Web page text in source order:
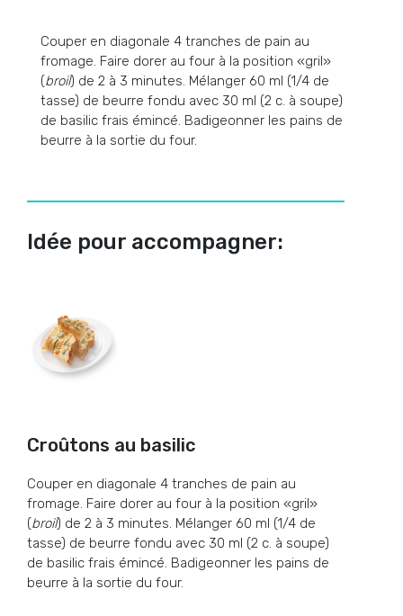
Couper en diagonale 4 tranches de pain au
fromage. Faire dorer au four à la position «gril»
(broil) de 2 à 3 minutes. Mélanger 60 ml (1/4 de
tasse) de beurre fondu avec 30 ml (2 c. à soupe)
de basilic frais émincé. Badigeonner les pains de
beurre à la sortie du four.
Idée pour accompagner:
Croûtons au basilic
Couper en diagonale 4 tranches de pain au
fromage. Faire dorer au four à la position «gril»
(broil) de 2 à 3 minutes. Mélanger 60 ml (1/4 de
tasse) de beurre fondu avec 30 ml (2 c. à soupe)
de basilic frais émincé. Badigeonner les pains de
beurre à la sortie du four.